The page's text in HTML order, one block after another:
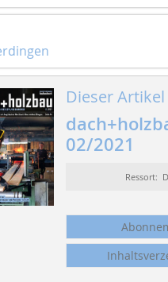
Dieser
02/2021
Ressort: